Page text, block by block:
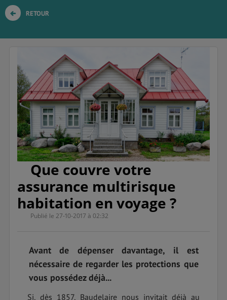
RETOUR
Que couvre votre
assurance multirisque
habitation en voyage ?
Publié le 27-10-2017 à 02:32
Avant de dépenser davantage, il est
nécessaire de regarder les protections que
vous possédez déjà...
Si, dès 1857, Baudelaire nous invitait déjà au